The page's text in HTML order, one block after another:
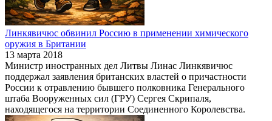
Линкявичюс обвинил Россию в применении химического
оружия в Британии
13 марта 2018
Министр иностранных дел Литвы Линас Линкявичюс
поддержал заявления британских властей о причастности
России к отравлению бывшего полковника Генерального
штаба Вооруженных сил (ГРУ) Сергея Скрипаля,
находящегося на территории Соединенного Королевства.